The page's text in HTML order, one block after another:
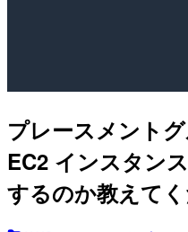
プレースメント
EC2 インスタン
するのか教えて